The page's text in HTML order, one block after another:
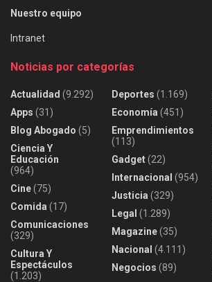
Nuestro equipo
Intranet
Noticias por categorías
Actualidad (9.292)
Apps (31)
Blog Abogado (5)
Ciencia Y
Educación
(964)
Cine(75)
Comida (17)
Comunicaciones
(329)
Cultura Y
Espectáculos
(1.203)
Deportes (1.169)
Economía (451)
Emprendimientos
(113)
Gadget(22)
Internacional (954)
Justicia (329)
Legal (1.289)
Magazine(35)
Nacional (4.111)
Negocios (89)